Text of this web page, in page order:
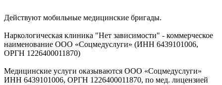
Действуют мобильные медицинские бригады.
Наркологическая клиника "Нет зависимости" - коммерческое
наименование ООО «Соцмедуслуги» (ИНН 6439101006,
ОРГН 1226400011870)
Медицинские услуги оказываются ООО «Соцмедуслуги»
ИНН 6439101006, ОРГН 1226400011870, по мед. лицензией